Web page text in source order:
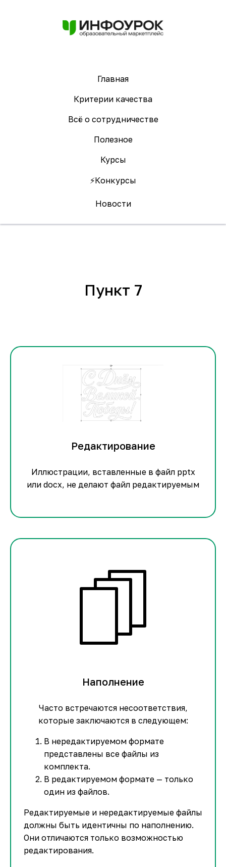
Главная
Критерии качества
Всё о сотрудничестве
Полезное
Курсы
⚡️Конкурсы
Новости
Пункт 7
Редактирование
Иллюстрации, вставленные в файл pptx
или docx, не делают файл редактируемым
Наполнение
Часто встречаются несоответствия,
которые заключаются в следующем:
В нередактируемом формате
представлены все файлы из
комплекта.
В редактируемом формате — только
один из файлов.
Редактируемые и нередактируемые файлы
должны быть идентичны по наполнению.
Они отличаются только возможностью
редактирования.